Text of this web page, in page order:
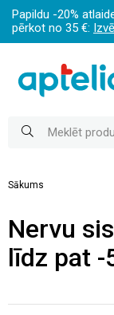
Papildu -20%
pērkot no 35 €:
Sākums
Nervu
līdz pat -